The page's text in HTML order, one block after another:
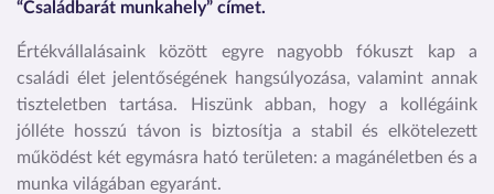
“Családbarát munkahely” címet.
Értékvállalásaink között egyre nagyobb fókuszt kap a
családi élet jelentőségének hangsúlyozása, valamint annak
tiszteletben tartása. Hiszünk abban, hogy a kollégáink
jólléte hosszú távon is biztosítja a stabil és elkötelezett
működést két egymásra ható területen: a magánéletben és a
munka világában egyaránt.